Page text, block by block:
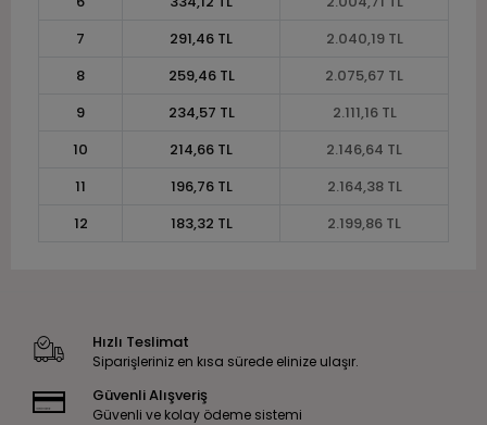
7
291,46 TL
2.040,19 TL
8
259,46 TL
2.075,67 TL
9
234,57 TL
2.111,16 TL
10
214,66 TL
2.146,64 TL
11
196,76 TL
2.164,38 TL
12
183,32 TL 2.199,86 TL
Hızlı Teslimat
Siparişleriniz en kısa sürede elinize ulaşır.
Güvenli Alışveriş
Güvenli ve kolay ödeme sistemi